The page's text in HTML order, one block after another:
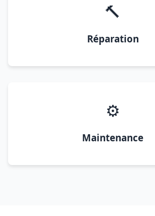
🔨
Réparation
⚙️
Maintenance